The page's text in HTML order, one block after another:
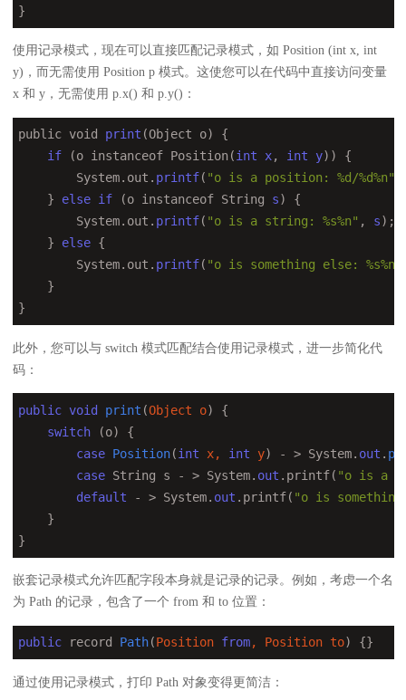
}
使用记录模式，现在可以直接匹配记录模式，如 Position (int x, int
y)，而无需使用 Position p 模式。这使您可以在代码中直接访问变量
x 和 y，无需使用 p.x() 和 p.y()：
public void print (Object o) {
if (o instanceof Position(int x, int y)) {
        System.out.
printf( "o is a position: %d/%d%n"
    }
else if (o instanceof String s) {
        System.out.
printf( "o is a string: %s%n" , s);
    }
else {
        System.out.
printf( "o is something else: %s%n"
    }
}
此外，您可以与 switch 模式匹配结合使用记录模式，进一步简化代
码：
public void print (Object o) {
switch (o) {
case Position(int x, int y) - > System. out .
case String s - > System. out .printf( "o is a
default - > System. out .printf( "o is something
    }
}
嵌套记录模式允许匹配字段本身就是记录的记录。例如，考虑一个名
为 Path 的记录，包含了一个 from 和 to 位置：
public record Path(Position from, Position to) {}
通过使用记录模式，打印 Path 对象变得更简洁：